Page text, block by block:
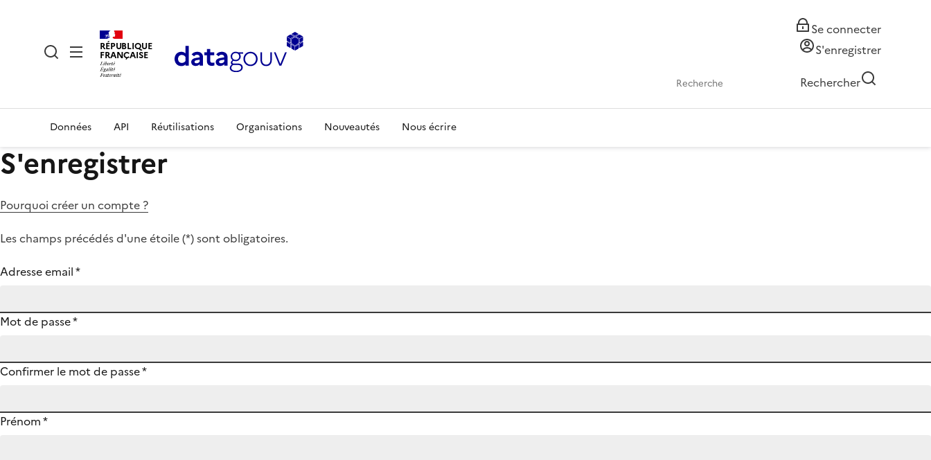
RÉPUBLIQUE
FRANÇAISE
Se connecter
S'enregistrer
Rechercher
Données API Réutilisations Organisations Nouveautés Nous écrire
S'enregistrer
Pourquoi créer un compte ?
Les champs précédés d'une étoile (*) sont obligatoires.
Adresse email*
Mot de passe*
Confirmer le mot de passe*
Prénom*